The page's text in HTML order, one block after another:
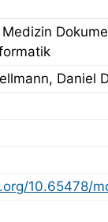
Medizin
Daniel
10.65478/